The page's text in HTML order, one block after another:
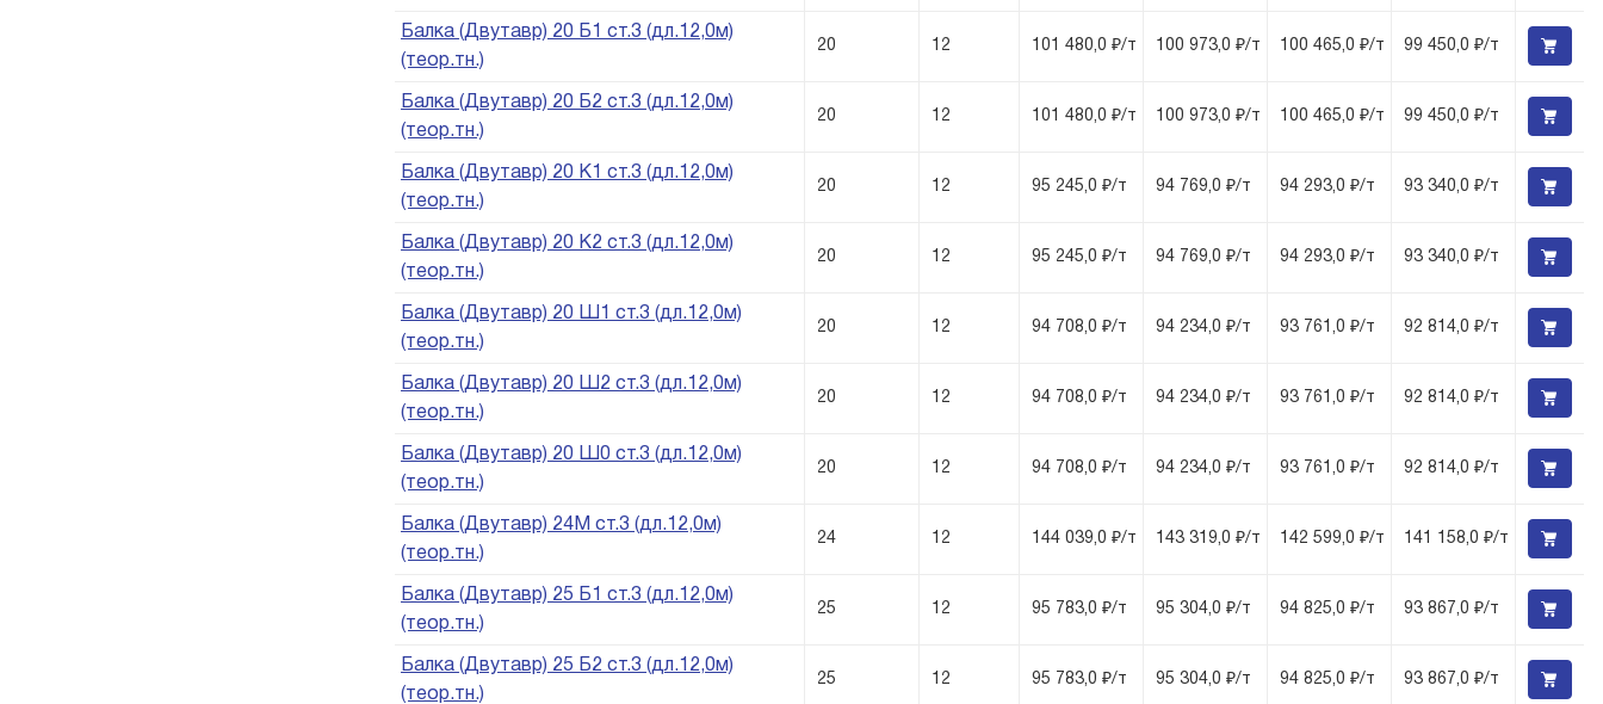
Балка (Двутавр) 20 Б1 ст.3 (дл.12,0м)
(теор.тн.)
20 12 101 480,0 ₽/т 100 973,0 ₽/т 100 465,0 ₽/т 99 450,0 ₽/т
Балка (Двутавр) 20 Б2 ст.3 (дл.12,0м)
(теор.тн.)
20 12 101 480,0 ₽/т 100 973,0 ₽/т 100 465,0 ₽/т 99 450,0 ₽/т
Балка (Двутавр) 20 К1 ст.3 (дл.12,0м)
(теор.тн.)
20 12 95 245,0 ₽/т 94 769,0 ₽/т 94 293,0 ₽/т 93 340,0 ₽/т
Балка (Двутавр) 20 К2 ст.3 (дл.12,0м)
(теор.тн.)
20 12 95 245,0 ₽/т 94 769,0 ₽/т 94 293,0 ₽/т 93 340,0 ₽/т
Балка (Двутавр) 20 Ш1 ст.3 (дл.12,0м)
(теор.тн.)
20 12 94 708,0 ₽/т 94 234,0 ₽/т 93 761,0 ₽/т 92 814,0 ₽/т
Балка (Двутавр) 20 Ш2 ст.3 (дл.12,0м)
(теор.тн.)
20 12 94 708,0 ₽/т 94 234,0 ₽/т 93 761,0 ₽/т 92 814,0 ₽/т
Балка (Двутавр) 20 Ш0 ст.3 (дл.12,0м)
(теор.тн.)
20 12 94 708,0 ₽/т 94 234,0 ₽/т 93 761,0 ₽/т 92 814,0 ₽/т
Балка (Двутавр) 24М ст.3 (дл.12,0м)
(теор.тн.)
24 12 144 039,0 ₽/т 143 319,0 ₽/т 142 599,0 ₽/т 141 158,0 ₽/т
Балка (Двутавр) 25 Б1 ст.3 (дл.12,0м)
(теор.тн.)
25 12 95 783,0 ₽/т 95 304,0 ₽/т 94 825,0 ₽/т 93 867,0 ₽/т
Балка (Двутавр) 25 Б2 ст.3 (дл.12,0м)
(теор.тн.)
25 12 95 783,0 ₽/т 95 304,0 ₽/т 94 825,0 ₽/т 93 867,0 ₽/т